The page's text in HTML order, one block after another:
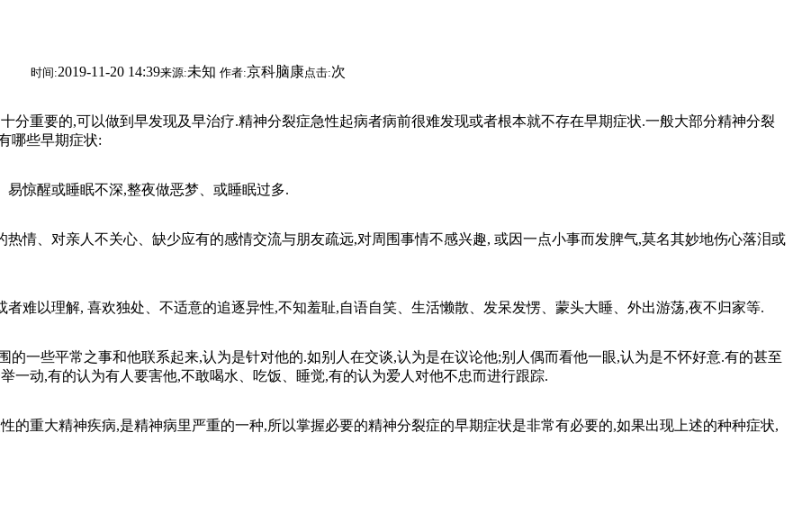
时间:2019-11-20 14:39来源:未知 作者:京科脑康点击:次
分重要的,可以做到早发现及早治疗.精神分裂症急性起病者病前很难发现或者根本就不存在早期症状.一般大部分精神分裂
哪些早期症状:
惊醒或睡眠不深,整夜做恶梦、或睡眠过多.
、对亲人不关心、缺少应有的感情交流与朋友疏远,对周围事情不感兴趣, 或因一点小事而发脾气,莫名其妙地伤心落泪或
以理解, 喜欢独处、不适意的追逐异性,不知羞耻,自语自笑、生活懒散、发呆发愣、蒙头大睡、外出游荡,夜不归家等.
些平常之事和他联系起来,认为是针对他的.如别人在交谈,认为是在议论他;别人偶而看他一眼,认为是不怀好意.有的甚至
一动,有的认为有人要害他,不敢喝水、吃饭、睡觉,有的认为爱人对他不忠而进行跟踪.
重大精神疾病,是精神病里严重的一种,所以掌握必要的精神分裂症的早期症状是非常有必要的,如果出现上述的种种症状,